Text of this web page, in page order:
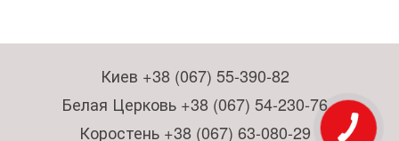
Киев +38 (067) 55-390-82
Белая Церковь +38 (067) 54-230-76
Коростень +38 (067) 63-080-29